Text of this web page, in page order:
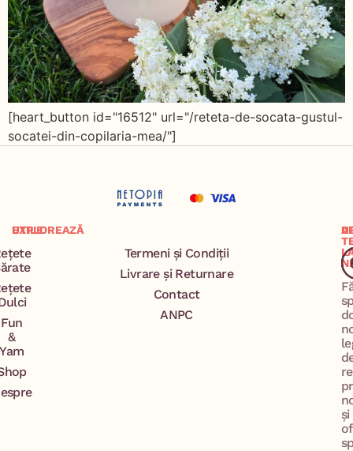
[heart_button id="16512" url="/reteta-de-socata-gustul-
socatei-din-copilaria-mea/"]
EXPLOREAZĂ
Fun
&
Yam
UTILE
Termeni și Condiții
Livrare și Returnare
Contact
ANPC
și